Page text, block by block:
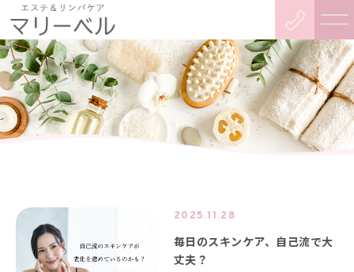
2025.11.28
毎日のスキンケア、自己流で大
丈夫？